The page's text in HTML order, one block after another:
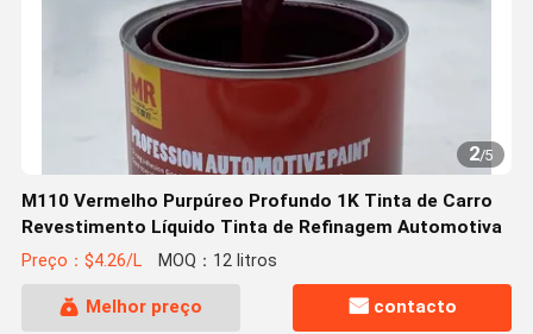
2/5
M110 Vermelho Purpúreo Profundo 1K Tinta de Carro
Revestimento Líquido Tinta de Refinagem Automotiva
Preço：$4.26/L MOQ：12 litros
Melhor preço contacto